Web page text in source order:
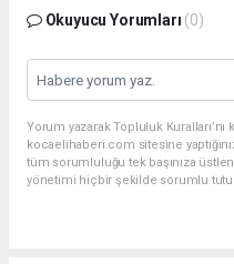
Okuyucu Yorumları (0)
Yorum yazarak Topluluk
kocaelihaberi.com sitesine
tüm sorumluluğu tek başınıza
yönetimi hiçbir şekilde sorumlu